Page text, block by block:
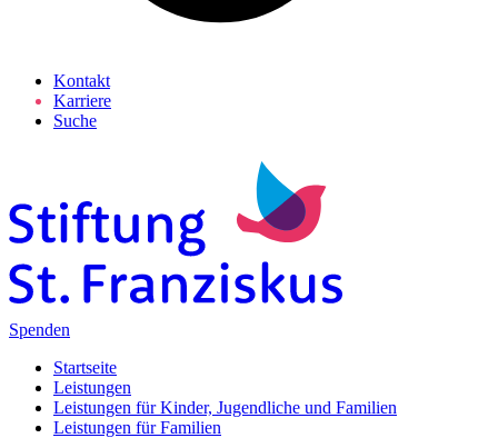
Kontakt
Karriere
Suche
Spenden
Startseite
Leistungen
Leistungen für Kinder, Jugendliche und Familien
Leistungen für Familien